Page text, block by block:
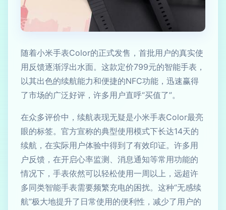
随着小米手表Color的正式发售，首批用户的真实使
用反馈逐渐浮出水面。这款定价799元的智能手表，
以其出色的续航能力和便捷的NFC功能，迅速赢得
了市场的广泛好评，许多用户直呼“买值了”。
在众多评价中，续航表现无疑是小米手表Color最亮
眼的标签。官方宣称的典型使用模式下长达14天的
续航，在实际用户体验中得到了有效印证。许多用
户反馈，在开启心率监测、消息通知等常用功能的
情况下，手表依然可以轻松使用一周以上，远超许
多同类智能手表需要频繁充电的困扰。这种“无感续
航”极大地提升了日常使用的便利性，减少了用户的